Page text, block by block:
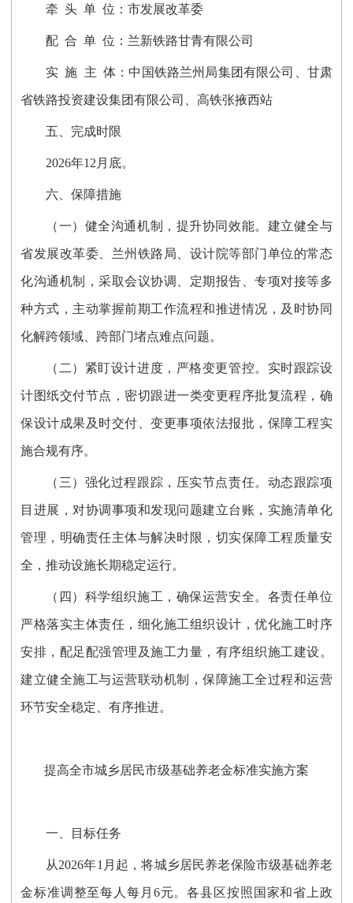
牵 头 单 位：市发展改革委
配 合 单 位：兰新铁路甘青有限公司
实 施 主 体：中国铁路兰州局集团有限公司、甘肃
省铁路投资建设集团有限公司、高铁张掖西站
五、完成时限
2026年12月底。
六、保障措施
（一）健全沟通机制，提升协同效能。 建立健全与
省发展改革委、兰州铁路局、设计院等部门单位的常态
化沟通机制，采取会议协调、定期报告、专项对接等多
种方式，主动掌握前期工作流程和推进情况，及时协同
化解跨领域、跨部门堵点难点问题。
（二）紧盯设计进度，严格变更管控。 实时跟踪设
计图纸交付节点，密切跟进一类变更程序批复流程，确
保设计成果及时交付、变更事项依法报批，保障工程实
施合规有序。
（三）强化过程跟踪，压实节点责任。 动态跟踪项
目进展，对协调事项和发现问题建立台账，实施清单化
管理，明确责任主体与解决时限，切实保障工程质量安
全，推动设施长期稳定运行。
（四）科学组织施工，确保运营安全。 各责任单位
严格落实主体责任，细化施工组织设计，优化施工时序
安排，配足配强管理及施工力量，有序组织施工建设。
建立健全施工与运营联动机制，保障施工全过程和运营
环节安全稳定、有序推进。
提高全市城乡居民市级基础养老金标准实施方案
一、目标任务
从2026年1月起，将城乡居民养老保险市级基础养老
金标准调整至每人每月6元。各县区按照国家和省上政